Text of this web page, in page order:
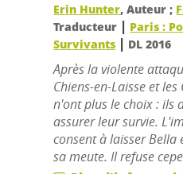
Erin Hunter, Auteur ;
Traducteur | Paris :
Survivants | DL 2016
Après la violente
Chiens-en-Laisse et les
n'ont plus le choix : ils
assurer leur survie.
consent à laisser Bella
sa meute. Il refuse